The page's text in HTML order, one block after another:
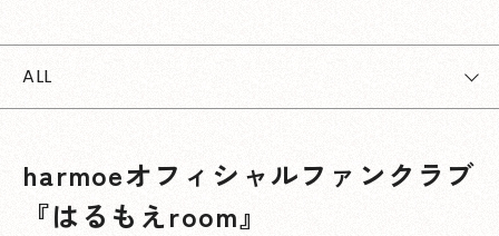
ALL
harmoeオフィシャルファンクラブ
『はるもえroom』